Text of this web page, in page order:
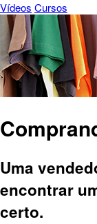
Vídeos Cursos
Uma
encontrar
certo.